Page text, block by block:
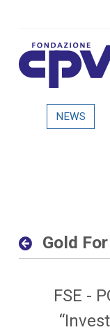
Gold
NEWS
Gold
FSE -